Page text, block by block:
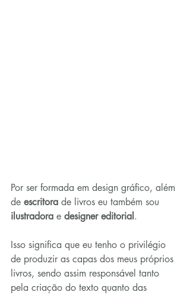
Por ser formada em design gráfico, além
de escritora de livros eu também sou
ilustradora e designer editorial .
Isso significa que eu tenho o privilégio
de produzir as capas dos meus próprios
livros, sendo assim responsável tanto
pela criação do texto quanto das